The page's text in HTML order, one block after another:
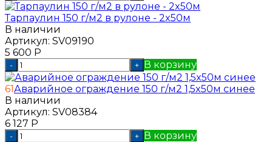
Тарпаулин 150 г/м2 в рулоне - 2x50м
В наличии
Артикул: SV09190
5 600 Р
- + В корзину
61Аварийное ограждение 150 г/м2 1,5x50м синее
В наличии
Артикул: SV08384
6 127 Р
- + В корзину